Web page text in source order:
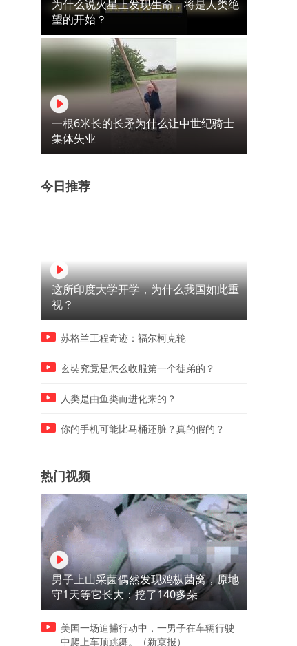
万辆：耗时3年半打造出昆仑
里！雷军：北京直达上海中
为什么说火星上发现生命，将是人类绝
望的开始？
一根6米长的长矛为什么让中世纪骑士
集体失业
今日推荐
这所印度大学开学，为什么我国如此重
视？
苏格兰工程奇迹：福尔柯克轮
玄奘究竟是怎么收服第一个徒弟的？
人类是由鱼类而进化来的？
你的手机可能比马桶还脏？真的假的？
热门视频
男子上山采菌偶然发现鸡枞菌窝，原地
守1天等它长大：挖了140多朵
美国一场追捕行动中，一男子在车辆行驶
中爬上车顶跳舞。（新京报）